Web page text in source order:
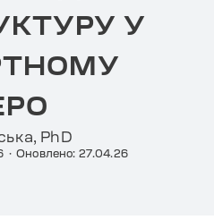
У
PhD
· Оновлено: 27.04.26